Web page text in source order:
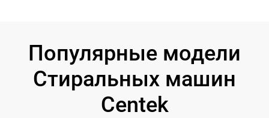
Популярные модели
Стиральных машин
Centek